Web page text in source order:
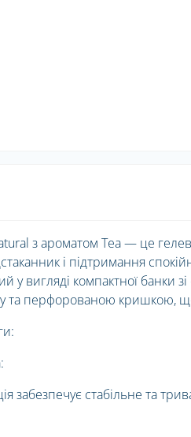
з ароматом Tea — це
і підтримання
у вигляді компактної банки
та перфорованою кришкою,
забезпечує стабільне та